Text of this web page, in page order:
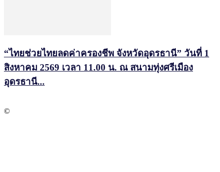
“ไทยช่วยไทยลดค่าครองชีพ จังหวัดอุดรธานี” วันที่ 1
สิงหาคม 2569 เวลา 11.00 น. ณ สนามทุ่งศรีเมือง
อุดรธานี...
©